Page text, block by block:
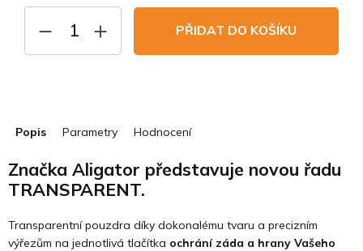
PŘIDAT DO KOŠÍKU
Popis Parametry Hodnocení
Značka Aligator představuje novou řadu
TRANSPARENT.
Transparentní pouzdra díky dokonalému tvaru a precizním
výřezům na jednotlivá tlačítka ochrání záda a hrany Vašeho